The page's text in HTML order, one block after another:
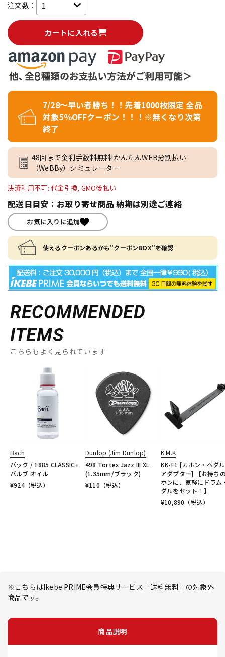
注文数：
カートに入れる
7/28～早い者勝ち！！先着1000枚限定 全品
対象5％OFFクーポン！！！※無くなり次第
終了
48回まで金利手数料無料!かんたんWEB分割払い
（WeBBy）シミュレーター
決済利用不可: 代金引換, GMO後払い
配送日目安：お取り寄せ商品 納期は別途ご連絡
お気に入りに追加
使えるクーポンあるかも"クーポンBOX"を確認
RECOMMENDED
ITEMS
こちらもよく見られています
Bach
バック / 1885 CLASSIC+
バルブ オイル
¥924（税込）
Dunlop (Jim Dunlop)
498 Tortex Jazz III XL
(1.35mm/ブラック)
¥110 （税込）
K.M.K
KK-F1 [カホン・ペダ
アダプター] 【お持ち
ホンに、気軽にドラム
ダルをセット！】
¥10,890 （税込）
※こちらはIkebe PRIME会員特典サービス「送料無料」の対象外
商品です。
商品説明